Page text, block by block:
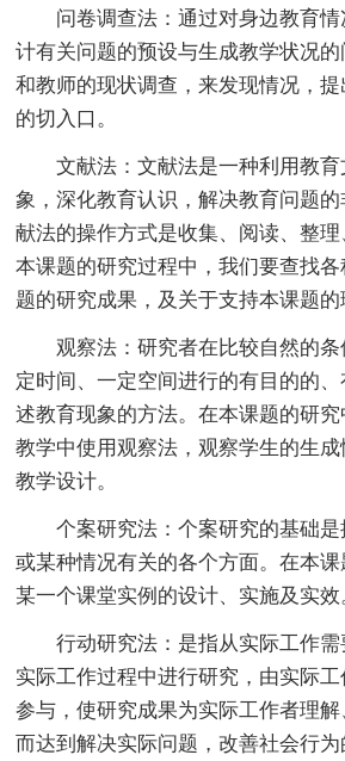
问卷调查法：通过对身边教育情
计有关问题的预设与生成教学状况
和教师的现状调查，来发现情况，
的切入口。
文献法：文献法是一种利用教育
象，深化教育认识，解决教育问题
献法的操作方式是收集、阅读、整
本课题的研究过程中，我们要查找
题的研究成果，及关于支持本课题的
观察法：研究者在比较自然的条
定时间、一定空间进行的有目的的
述教育现象的方法。在本课题的研
教学中使用观察法，观察学生的生
教学设计。
个案研究法：个案研究的基础是
或某种情况有关的各个方面。在本
某一个课堂实例的设计、实施及实效
行动研究法：是指从实际工作需
实际工作过程中进行研究，由实际
参与，使研究成果为实际工作者理
而达到解决实际问题，改善社会行